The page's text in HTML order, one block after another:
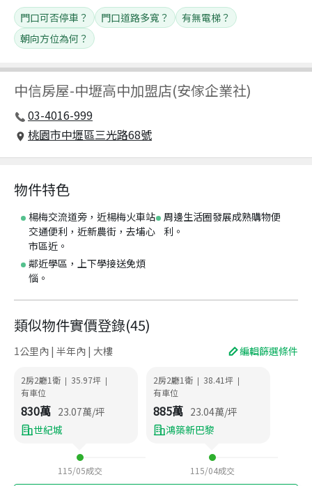
中信房屋-中壢高中加盟店(安傢企業社)
03-4016-999
桃園市中壢區三光路68號
門口可否停車？ 門口道路多寬？
有無電梯？
朝向方位為何？
物件特色
楊梅交流道旁，近楊梅火車站
交通便利，近新農街，去埔心
市區近。
周邊生活圈發展成熟購物便
利。
鄰近學區，上下學接送免煩
惱。
類似物件實價登錄(45)
1公里內 | 半年內 | 大樓 編輯篩選條件
2房2廳1衛 | 35.97坪 |
有車位
830萬 23.07萬/坪
世紀城
115/05成交
2房2廳1衛 | 38.41坪 |
有車位
885萬 23.04萬/坪
鴻築新巴黎
115/04成交